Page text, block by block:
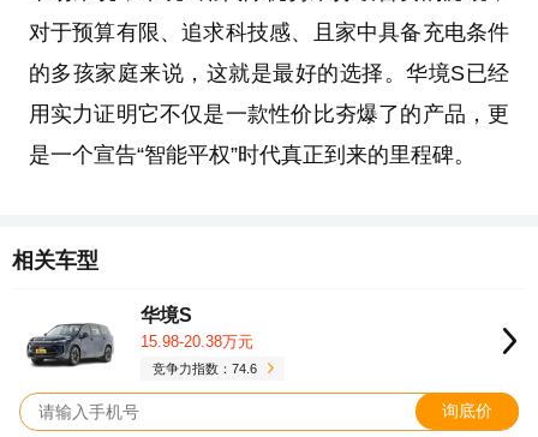
对于预算有限、追求科技感、且家中具备充电条件
的多孩家庭来说，这就是最好的选择。华境S已经
用实力证明它不仅是一款性价比夯爆了的产品，更
是一个宣告“智能平权”时代真正到来的里程碑。
相关车型
华境S
15.98-20.38万元
竞争力指数：74.6
询底价